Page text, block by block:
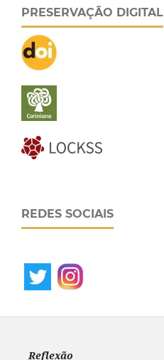
PRESERVAÇÃO DIGITAL
REDES SOCIAIS
Reflexão